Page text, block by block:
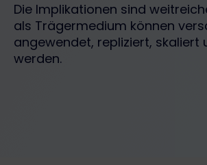
Die Implikationen sind
als Trägermedium können
angewendet, repliziert,
werden.